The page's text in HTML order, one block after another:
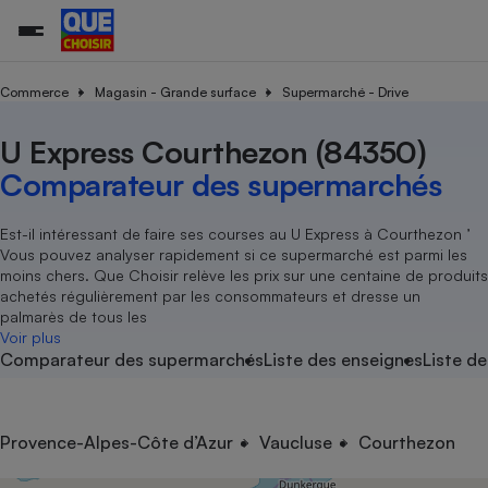
Commerce Magasin - Grande surface Supermarché - Drive
U Express Courthezon (84350)
Comparateur des supermarchés
Est-il intéressant de faire ses courses au U Express à Courthezon ’
Vous pouvez analyser rapidement si ce supermarché est parmi les
moins chers. Que Choisir relève les prix sur une centaine de produits
achetés régulièrement par les consommateurs et dresse un
palmarès de tous les
Voir plus
Comparateur des supermarchésListe des enseignesListe
Provence-Alpes-Côte d’Azur Vaucluse Courthezon
Additifs
Nutrition
Assurance auto
Magasin - Grande surface
Méthode de vente -
Organismes de défense
Système judiciairegratuit
Déchet
Achat - Vente - Travaux
Location
Sport
électrique
Démarche administrative
Senior
Service marchand
Train
Transport aérien
Toutes les actualités
Enquêtes
Guides d'achat
Conseils
Brèves
Tous les services
Soumettre un litige
Lettres types
Rencontrer une association locale
Tous nos combats
Nos actions
Nos grandes victoires
Les billets de la présidente
Nos associations locales
Nous rejoindre
En savoir plus sur Que Choisir Ensemble
nous ?
L’association
Nos missions
Notre méthodologie
Notre financement
Nos partenaires
Nous rejoindre